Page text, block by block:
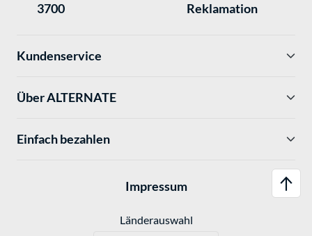
3700
Reklamation
Kundenservice
Über ALTERNATE
Einfach bezahlen
Impressum
Länderauswahl